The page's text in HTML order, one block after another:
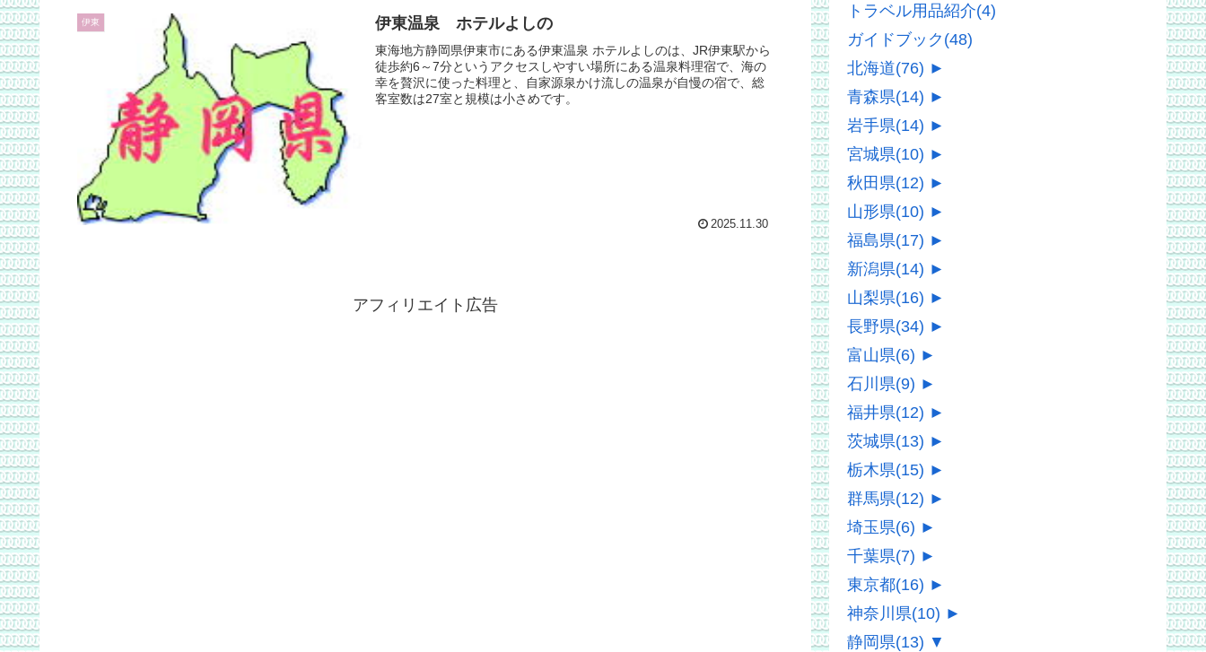
伊東 伊東温泉 ホテルよしの
東海地方静岡県伊東市にある伊東温泉 ホテルよしのは、JR伊東駅から
徒歩約6～7分というアクセスしやすい場所にある温泉料理宿で、海の
幸を贅沢に使った料理と、自家源泉かけ流しの温泉が自慢の宿で、総
客室数は27室と規模は小さめです。
2025.11.30
アフィリエイト広告
トラベル用品紹介(4)
ガイドブック (48)
北海道(76) ►
青森県(14) ►
岩手県(14) ►
宮城県(10) ►
秋田県(12) ►
山形県(10) ►
福島県(17) ►
新潟県(14) ►
山梨県(16) ►
長野県(34) ►
富山県(6) ►
石川県(9) ►
福井県(12) ►
茨城県(13) ►
栃木県(15) ►
群馬県(12) ►
埼玉県(6) ►
千葉県(7) ►
東京都(16) ►
神奈川県(10) ►
静岡県(13) ▼